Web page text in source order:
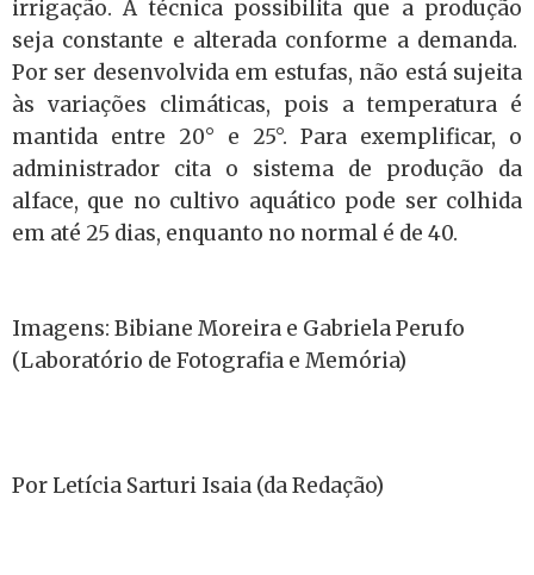
irrigação. A técnica possibilita que a produção
seja constante e alterada conforme a demanda.
Por ser desenvolvida em estufas, não está sujeita
às variações climáticas, pois a temperatura é
mantida entre 20° e 25°. Para exemplificar, o
administrador cita o sistema de produção da
alface, que no cultivo aquático pode ser colhida
em até 25 dias, enquanto no normal é de 40.
Imagens: Bibiane Moreira e Gabriela Perufo
(Laboratório de Fotografia e Memória)
Por Letícia Sarturi Isaia (da Redação)